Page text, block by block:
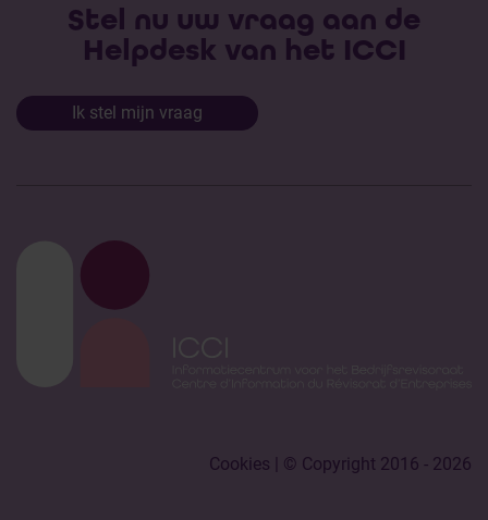
Stel nu uw vraag aan de
Helpdesk van het ICCI
Ik stel mijn vraag
Cookies | © Copyright 2016 - 2026